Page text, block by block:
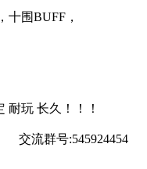
十围BUFF，
耐玩 长久！！！